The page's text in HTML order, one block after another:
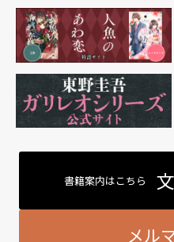
書籍案内はこちら
メル